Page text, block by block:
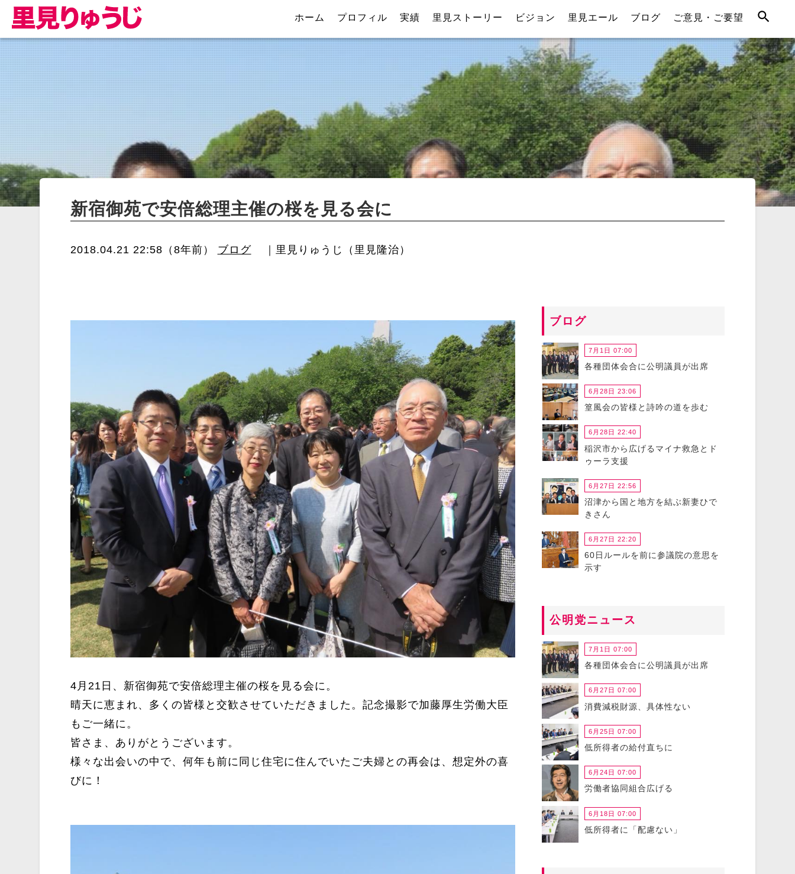
ホーム プロフィル 実績 里見ストーリー ビジョン 里見エール ブログ ご意見・ご要望
新宿御苑で安倍総理主催の桜を見る会に
2018.04.21 22:58（8年前） ブログ ｜里見りゅうじ（里見隆治）
4月21日、新宿御苑で安倍総理主催の桜を見る会に。
晴天に恵まれ、多くの皆様と交歓させていただきました。記念撮影で加藤厚生労働大臣
もご一緒に。
皆さま、ありがとうございます。
様々な出会いの中で、何年も前に同じ住宅に住んでいたご夫婦との再会は、想定外の喜
びに！
ブログ
7月1日 07:00
各種団体会合に公明議員が出席
6月28日 23:06
篁風会の皆様と詩吟の道を歩む
6月28日 22:40
稲沢市から広げるマイナ救急とド
ゥーラ支援
6月27日 22:56
沼津から国と地方を結ぶ新妻ひで
きさん
6月27日 22:20
60日ルールを前に参議院の意思を
示す
公明党ニュース
7月1日 07:00
各種団体会合に公明議員が出席
6月27日 07:00
消費減税財源、具体性ない
6月25日 07:00
低所得者の給付直ちに
6月24日 07:00
労働者協同組合広げる
6月18日 07:00
低所得者に「配慮ない」